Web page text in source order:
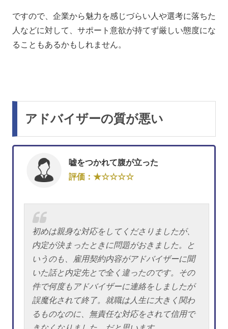
ですので、企業から魅力を感じづらい人や選考に落ちた
人などに対して、サポート意欲が持てず厳しい態度にな
ることもあるかもしれません。
アドバイザーの質が悪い
嘘をつかれて腹が立った
評価：★☆☆☆☆
初めは親身な対応をしてくださりましたが、
内定が決まったときに問題がおきました。と
いうのも、雇用契約内容がアドバイザーに聞
いた話と内定先とで全く違ったのです。その
件で何度もアドバイザーに連絡をしましたが
誤魔化されて終了。就職は人生に大きく関わ
るものなのに、無責任な対応をされて信用で